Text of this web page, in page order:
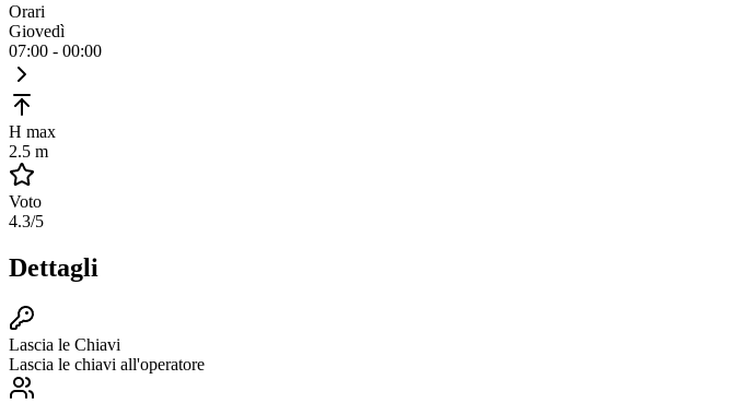
Orari
Giovedì
07:00 - 00:00
H max
2.5 m
Voto
4.3/5
Dettagli
Lascia le Chiavi
Lascia le chiavi all'operatore